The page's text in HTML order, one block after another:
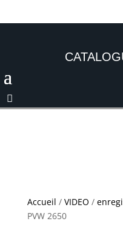
Accueil / VIDEO /
PVW 2650